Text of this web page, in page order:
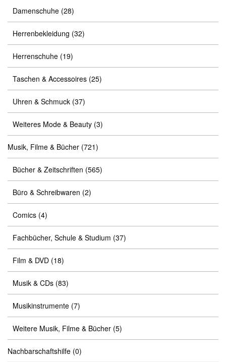
Damenschuhe (28)
Herrenbekleidung (32)
Herrenschuhe (19)
Taschen & Accessoires (25)
Uhren & Schmuck (37)
Weiteres Mode & Beauty (3)
Musik, Filme & Bücher (721)
Bücher & Zeitschriften (565)
Büro & Schreibwaren (2)
Comics (4)
Fachbücher, Schule & Studium (37)
Film & DVD (18)
Musik & CDs (83)
Musikinstrumente (7)
Weitere Musik, Filme & Bücher (5)
Nachbarschaftshilfe (0)